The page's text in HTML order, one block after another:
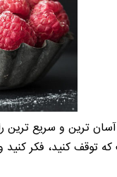
ترین و سریع ترین
توقف کنید، فکر